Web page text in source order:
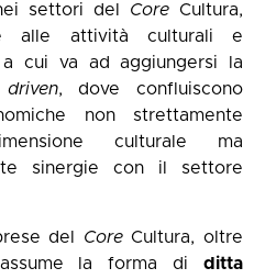
settori del Core Cultura,
alle attività culturali e
a cui va ad aggiungersi la
, dove confluiscono
non strettamente
culturale ma
sinergie con il settore
del CoreCultura, oltre
la forma di ditta